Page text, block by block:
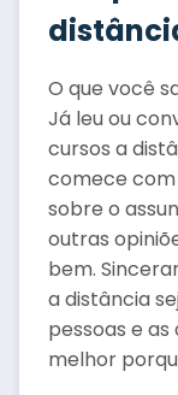
O que você
Já leu ou
cursos a
comece com
sobre o
outras
bem.
a distância
pessoas e
melhor